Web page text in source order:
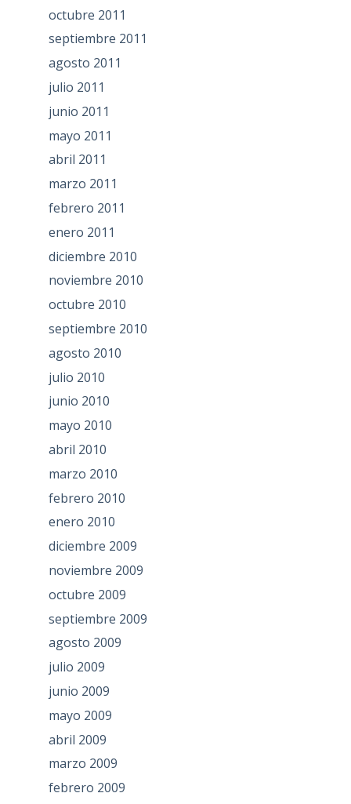
octubre 2011
septiembre 2011
agosto 2011
julio 2011
junio 2011
mayo 2011
abril 2011
marzo 2011
febrero 2011
enero 2011
diciembre 2010
noviembre 2010
octubre 2010
septiembre 2010
agosto 2010
julio 2010
junio 2010
mayo 2010
abril 2010
marzo 2010
febrero 2010
enero 2010
diciembre 2009
noviembre 2009
octubre 2009
septiembre 2009
agosto 2009
julio 2009
junio 2009
mayo 2009
abril 2009
marzo 2009
febrero 2009